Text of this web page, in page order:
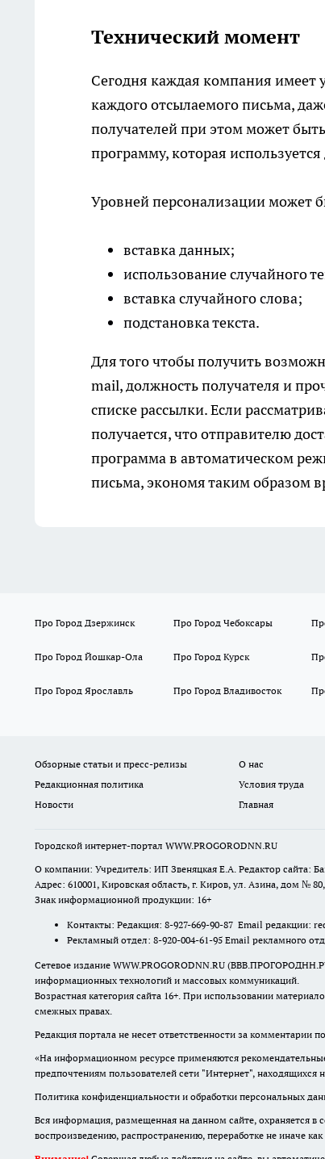
Технический момент
Сегодня каждая компания
каждого отсылаемого письма,
получателей при этом может
программу, которая
Уровней персонализации может
вставка данных;
использование случайного
вставка случайного слова;
подстановка текста.
Для того чтобы получить
mail, должность получателя и
списке рассылки. Если
получается, что отправителю
программа в автоматическом
письма, экономя таким образом
Про Город Дзержинск Про Город Чебоксары
Про Город Йошкар-Ола Про Город Курск
Про Город Ярославль Про Город Владивосток
Обзорные статьи и пресс-релизы О нас
Редакционная политика
Условия труда
Новости
Главная
Городской интернет-портал WWW.PROGORODNN.RU
О компании: Учредитель: ИП Звеняцкая Е.А. Редактор сайта:
Адрес: 610001, Кировская область, г. Киров, ул. Азина, дом № 80,
Знак информационной продукции: 16+
Контакты: Редакция: 8-927-669-90-87 Email редакции:
Рекламный отдел: 8-920-004-61-95 Email рекламного
Сетевое издание WWW.PROGORODNN.RU
информационных технологий и массовых коммуникаций.
Возрастная категория сайта 16+. При использовании
смежных правах.
Редакция портала не несет ответственности за комментарии
«На информационном ресурсе применяются
предпочтениям пользователей сети "Интернет", находящихся
Политика конфиденциальности и обработки персональных
Вся информация, размещенная на данном сайте, охраняется
воспроизведению, распространению, переработке не иначе